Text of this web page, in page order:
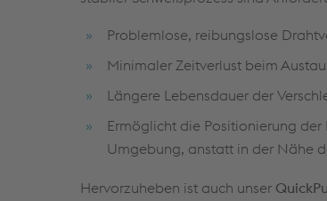
Problemlose, reibungslose
Minimaler Zeitverlust beim
Längere Lebensdauer der
Ermöglicht die Positionierung der
Umgebung, anstatt in der Nähe
Hervorzuheben ist auch unser